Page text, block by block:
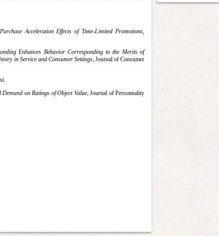
Acceleration Effects of Time-Limited Promotions,
Enhances Behavior Corresponding to the Merits of
in Service and Consumer Settings, Journal of Consumer
Demand on Ratings of Object Value, Journal of Personnality